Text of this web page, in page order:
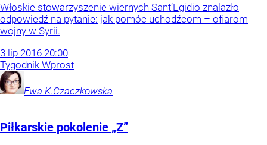
Włoskie stowarzyszenie wiernych Sant’Egidio znalazło
odpowiedź na pytanie: jak pomóc uchodźcom – ofiarom
wojny w Syrii.
3 lip 2016 20:00
Tygodnik Wprost
Ewa K.Czaczkowska
Piłkarskie pokolenie „Z”